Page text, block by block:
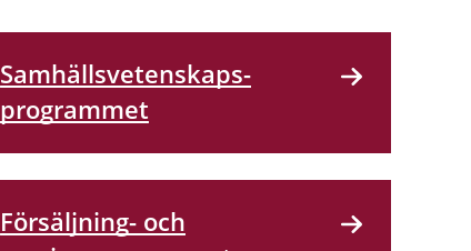
Samhällsvetenskaps­
programmet
Försäljning- och